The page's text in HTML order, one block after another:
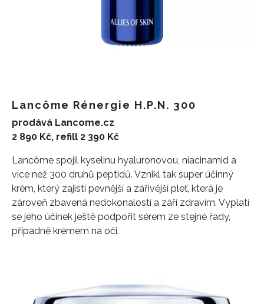
Lancôme Rénergie H.P.N. 300
prodává Lancome.cz
2 890 Kč, refill 2 390 Kč
Lancôme spojil kyselinu hyaluronovou, niacinamid a
více než 300 druhů peptidů. Vznikl tak super účinný
krém, který zajistí pevnější a zářivější pleť, která je
zároveň zbavená nedokonalostí a září zdravím. Vyplatí
se jeho účinek ještě podpořit sérem ze stejné řady,
případně krémem na oči.